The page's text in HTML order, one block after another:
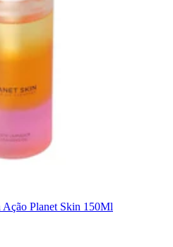
Planet Skin 150Ml